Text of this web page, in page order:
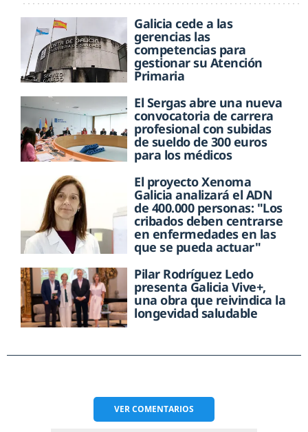
Galicia cede a las
gerencias las
competencias para
gestionar su Atención
Primaria
El Sergas abre una nueva
convocatoria de carrera
profesional con subidas
de sueldo de 300 euros
para los médicos
El proyecto Xenoma
Galicia analizará el ADN
de 400.000 personas: "Los
cribados deben centrarse
en enfermedades en las
que se pueda actuar"
Pilar Rodríguez Ledo
presenta Galicia Vive+,
una obra que reivindica la
longevidad saludable
VERCOMENTARIOS